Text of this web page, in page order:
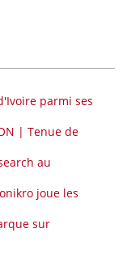
énergétique. Cette
son exposition
un permis de
lui a été attribué
en
mercredi 15
politique de relance
une zone de
BP pourra y
le terrain portant
parmi ses
| Tenue de
au
joue les
sur